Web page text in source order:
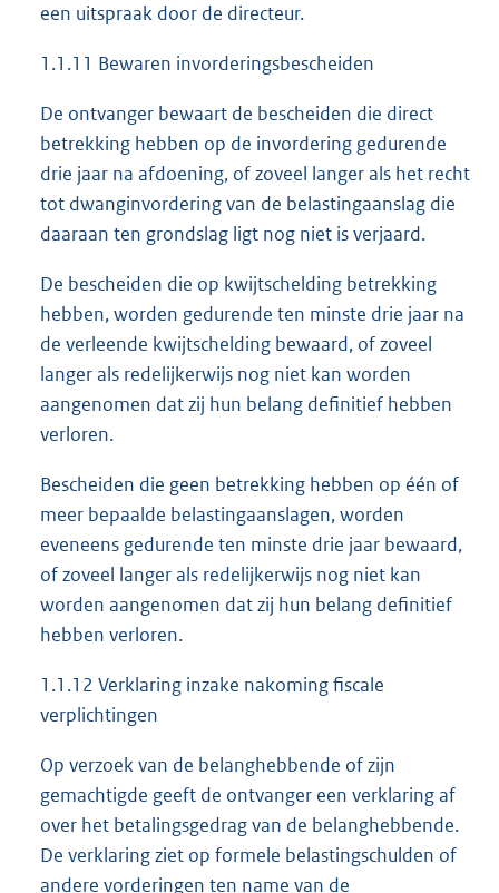
een uitspraak door de directeur.
1.1.11 Bewaren invorderingsbescheiden
De ontvanger bewaart de bescheiden die direct
betrekking hebben op de invordering gedurende
drie jaar na afdoening, of zoveel langer als het recht
tot dwanginvordering van de belastingaanslag die
daaraan ten grondslag ligt nog niet is verjaard.
De bescheiden die op kwijtschelding betrekking
hebben, worden gedurende ten minste drie jaar na
de verleende kwijtschelding bewaard, of zoveel
langer als redelijkerwijs nog niet kan worden
aangenomen dat zij hun belang definitief hebben
verloren.
Bescheiden die geen betrekking hebben op één of
meer bepaalde belastingaanslagen, worden
eveneens gedurende ten minste drie jaar bewaard,
of zoveel langer als redelijkerwijs nog niet kan
worden aangenomen dat zij hun belang definitief
hebben verloren.
1.1.12 Verklaring inzake nakoming fiscale
verplichtingen
Op verzoek van de belanghebbende of zijn
gemachtigde geeft de ontvanger een verklaring af
over het betalingsgedrag van de belanghebbende.
De verklaring ziet op formele belastingschulden of
andere vorderingen ten name van de